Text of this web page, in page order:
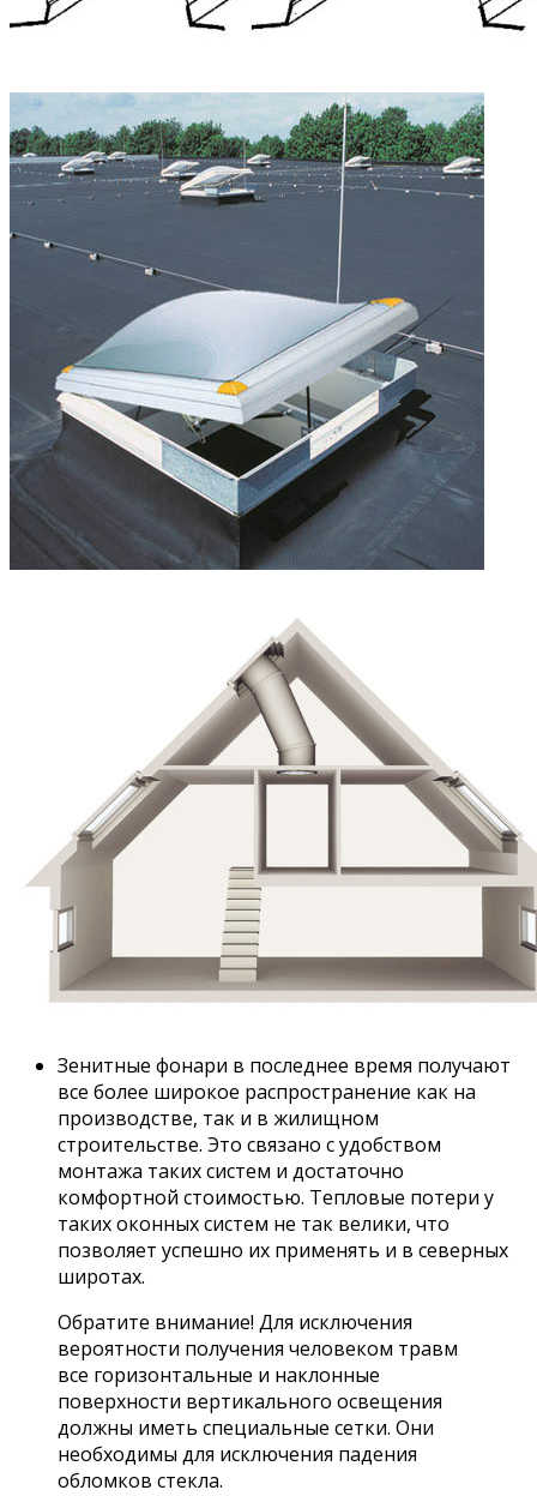
Зенитные фонари в последнее время получают
все более широкое распространение как на
производстве, так и в жилищном
строительстве. Это связано с удобством
монтажа таких систем и достаточно
комфортной стоимостью. Тепловые потери у
таких оконных систем не так велики, что
позволяет успешно их применять и в северных
широтах.
Обратите внимание! Для исключения
вероятности получения человеком травм
все горизонтальные и наклонные
поверхности вертикального освещения
должны иметь специальные сетки. Они
необходимы для исключения падения
обломков стекла.